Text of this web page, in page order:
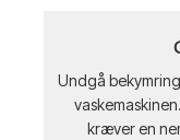
Undgå
kræver en